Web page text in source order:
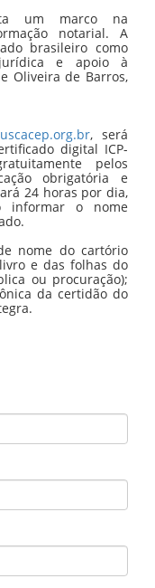
um marco na
notarial. A
brasileiro como
e apoio à
Oliveira de Barros,
, será
digital ICP-
pelos
obrigatória e
24 horas por dia,
informar o nome
nome do cartório
e das folhas do
ou procuração);
da certidão do